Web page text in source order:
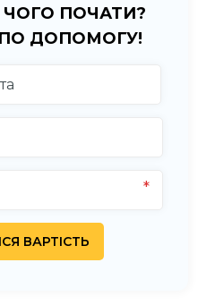
ЧОГО ПОЧАТИ?
ДОПОМОГУ!